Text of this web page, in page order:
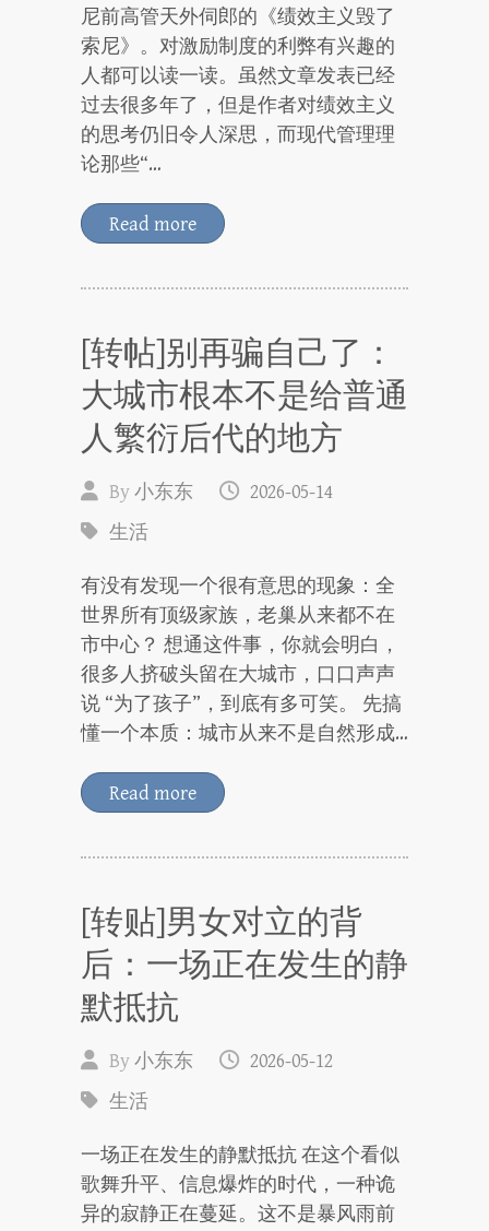
尼前高管天外伺郎的《绩效主义毁了
索尼》。对激励制度的利弊有兴趣的
人都可以读一读。虽然文章发表已经
过去很多年了，但是作者对绩效主义
的思考仍旧令人深思，而现代管理理
论那些“…
Read more
[转帖]别再骗自己了：
大城市根本不是给普通
人繁衍后代的地方
By小东东
2026-05-14
生活
有没有发现一个很有意思的现象：全
世界所有顶级家族，老巢从来都不在
市中心？ 想通这件事，你就会明白，
很多人挤破头留在大城市，口口声声
说 “为了孩子”，到底有多可笑。 先搞
懂一个本质：城市从来不是自然形成…
Read more
[转贴]男女对立的背
后：一场正在发生的静
默抵抗
By小东东
2026-05-12
生活
一场正在发生的静默抵抗 在这个看似
歌舞升平、信息爆炸的时代，一种诡
异的寂静正在蔓延。这不是暴风雨前